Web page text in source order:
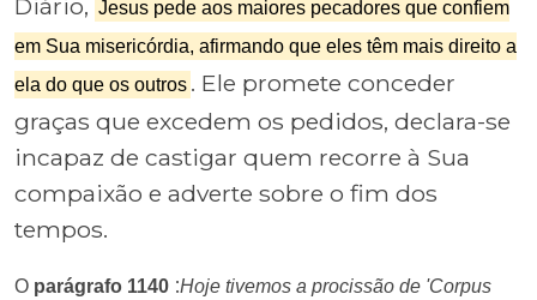
Jesus pede aos maiores pecadores que confiem
em Sua misericórdia, afirmando que eles têm mais direito a
ela do que os outros . Ele promete conceder
graças que excedem os pedidos, declara-se
incapaz de castigar quem recorre à Sua
compaixão e adverte sobre o fim dos
tempos.
O parágrafo 1140 :Hoje tivemos a procissão de 'Corpus